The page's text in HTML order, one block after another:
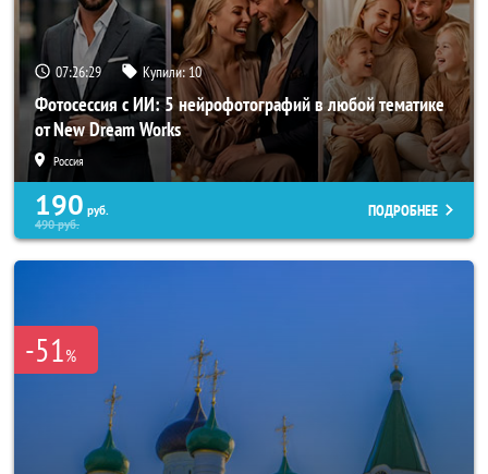
07:26:26 Купили:10
Фотосессия с ИИ: 5 нейрофотографий в любой тематике
от New Dream Works
Россия
190 руб.
490руб.
ПОДРОБНЕЕ
-51%